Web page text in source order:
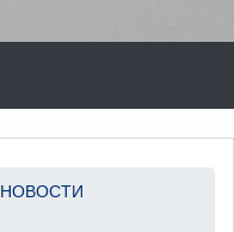
НОВОСТИ